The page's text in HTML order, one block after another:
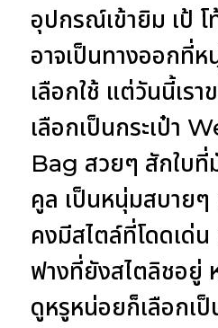
อุปกรณ์เข้ายิม เป้ โ
อาจเป็นทางออกที่
เลือกใช้ แต่วันนี้เร
เลือกเป็นกระเป๋า
Bag สวยๆ สักใบที่
คูล เป็นหนุ่มสบายๆ
คงมีสไตล์ที่โดดเด่
ฟางที่ยังสไตลิชอยู่
ดูหรูหน่อยก็เลือกเป็